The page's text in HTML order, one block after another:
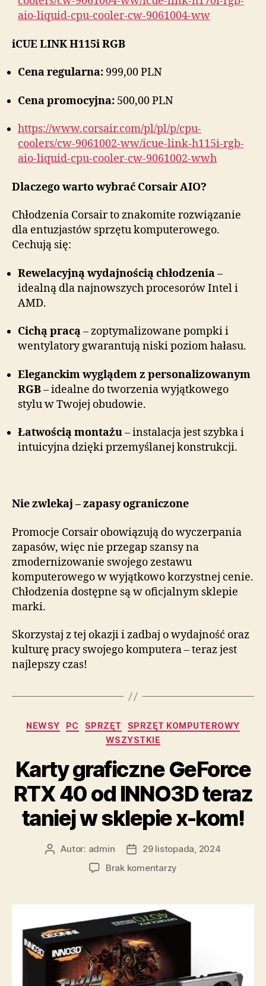
aio-liquid-cpu-cooler-cw-9061004-ww
iCUE LINK H115i RGB
Cena regularna: 999,00 PLN
Cena promocyjna: 500,00 PLN
https://www.corsair.com/pl/pl/p/cpu-
coolers/cw-9061002-ww/icue-link-h115i-rgb-
aio-liquid-cpu-cooler-cw-9061002-wwh
Dlaczego warto wybrać Corsair AIO?
Chłodzenia Corsair to znakomite rozwiązanie
dla entuzjastów sprzętu komputerowego.
Cechują się:
Rewelacyjną wydajnością chłodzenia–
idealną dla najnowszych procesorów Intel i
AMD.
Cichą pracą– zoptymalizowane pompki i
wentylatory gwarantują niski poziom hałasu.
Eleganckim wyglądem z personalizowanym
RGB– idealne do tworzenia wyjątkowego
stylu w Twojej obudowie.
Łatwością montażu– instalacja jest szybka i
intuicyjna dzięki przemyślanej konstrukcji.
Nie zwlekaj – zapasy ograniczone
Promocje Corsair obowiązują do wyczerpania
zapasów, więc nie przegap szansy na
zmodernizowanie swojego zestawu
komputerowego w wyjątkowo korzystnej cenie.
Chłodzenia dostępne są w oficjalnym sklepie
marki.
Skorzystaj z tej okazji i zadbaj o wydajność oraz
kulturę pracy swojego komputera – teraz jest
najlepszy czas!
Kategorie
NEWSY PC SPRZĘT
SPRZĘT KOMPUTEROWY
WSZYSTKIE
Karty graficzne GeForce
RTX 40 od INNO3D teraz
taniej w sklepie x-kom!
AutorAutor: admin
Data29 listopada, 2024
Brak komentarzy
GeForce
RTX